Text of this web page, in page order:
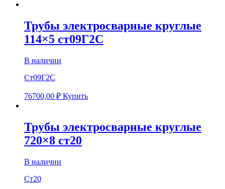
Трубы электросварные круглые
114×5 ст09Г2С
В наличии
Ст09Г2С
76700,00 ₽ Купить
Трубы электросварные круглые
720×8 ст20
В наличии
Ст20